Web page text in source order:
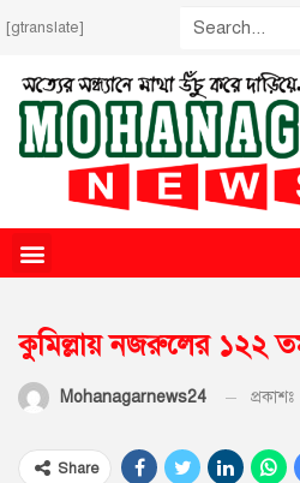
[gtranslate]
কুমিল্লায় নজরুলের ১২২
Mohanagarnews24 প্রকাশঃ
Share